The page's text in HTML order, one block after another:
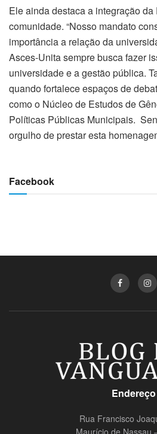
Ele ainda destaca a integração
comunidade. “Nosso mandato
importância a relação da
Asces-Unita sempre busca fazer
universidade e a gestão pública.
quando fortalece espaços de
como o Núcleo de Estudos de
Políticas Públicas Municipais.
orgulho de prestar esta
Facebook
Endereço
Rua Francisco
Maurício de Nassau